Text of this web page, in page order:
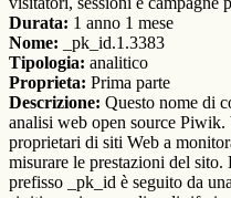
Durata: 1 anno 1 mese
Nome: _pk_id.1.3383
Tipologia: analitico
Proprieta: Prima parte
Descrizione: Questo nome di
analisi web open source
proprietari di siti Web a
misurare le prestazioni del
prefisso _pk_id è seguito da